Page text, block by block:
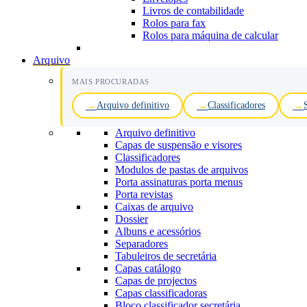
Livros de contabilidade
Rolos para fax
Rolos para máquina de calcular
Arquivo
MAIS PROCURADAS
Arquivo definitivo Classificadores
Arquivo definitivo
Capas de suspensão e visores
Classificadores
Modulos de pastas de arquivos
Porta assinaturas porta menus
Porta revistas
Caixas de arquivo
Dossier
Albuns e acessórios
Separadores
Tabuleiros de secretária
Capas catálogo
Capas de projectos
Capas classificadoras